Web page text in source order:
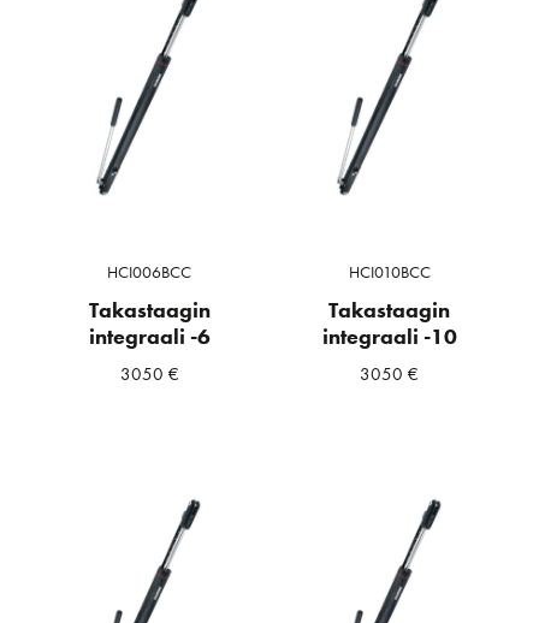
HCI006BCC
Takastaagin
integraali -6
3050 €
HCI010BCC
Takastaagin
integraali -10
3050€